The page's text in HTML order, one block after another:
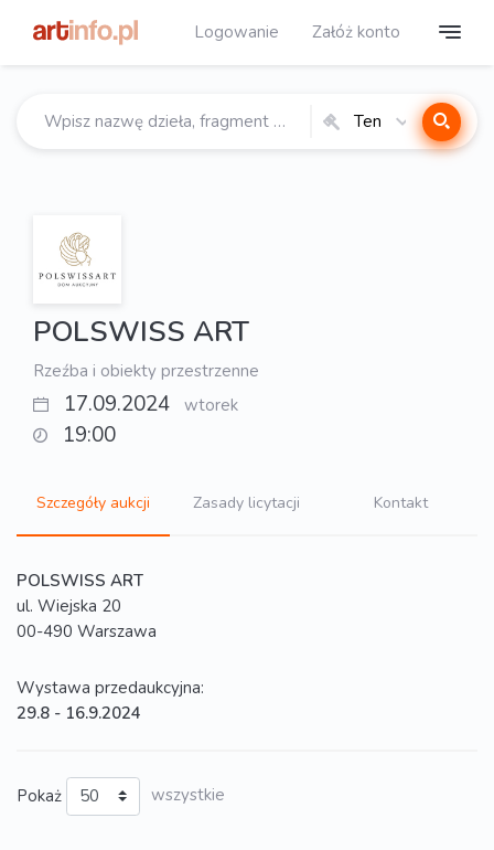
Logowanie Załóż konto
Ten
POLSWISS ART
Rzeźba i obiekty przestrzenne
17.09.2024 wtorek
19:00
Szczegóły aukcji Zasady licytacji Kontakt
POLSWISS ART
ul. Wiejska 20
00-490 Warszawa
Wystawa przedaukcyjna:
29.8 - 16.9.2024
Pokaż wszystkie